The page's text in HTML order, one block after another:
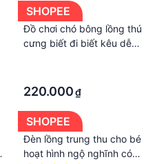
SHOPEE
Đồ chơi chó bông lồng thú
cưng biết đi biết kêu dễ
cưng dành cho trẻ
220.000₫
SHOPEE
Đèn lồng trung thu cho bé
hoạt hình ngộ nghĩnh có